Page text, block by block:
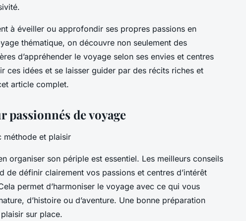
à éveiller ou approfondir ses propres passions en
thématique, on découvre non seulement des
d’appréhender le voyage selon ses envies et centres
ces idées et se laisser guider par des récits riches et
article complet.
passionnés de voyage
méthode et plaisir
organiser son périple est essentiel. Les meilleurs conseils
de définir clairement vos passions et centres d’intérêt
permet d’harmoniser le voyage avec ce qui vous
d’histoire ou d’aventure. Une bonne préparation
sur place.